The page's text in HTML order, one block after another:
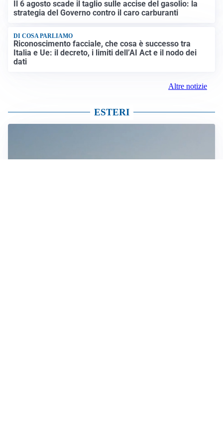
Il 6 agosto scade il taglio sulle accise del gasolio: la
strategia del Governo contro il caro carburanti
DI COSA PARLIAMO
Riconoscimento facciale, che cosa è successo tra
Italia e Ue: il decreto, i limiti dell’AI Act e il nodo dei
dati
Altre notizie
ESTERI